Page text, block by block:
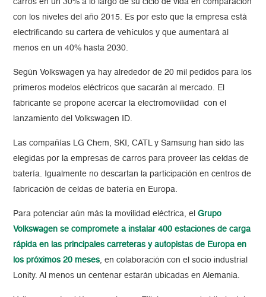
carros en un 30% a lo largo de su ciclo de vida en comparación
con los niveles del año 2015. Es por esto que la empresa está
electrificando su cartera de vehículos y que aumentará al
menos en un 40% hasta 2030.
Según Volkswagen ya hay alrededor de 20 mil pedidos para los
primeros modelos eléctricos que sacarán al mercado. El
fabricante se propone acercar la electromovilidad con el
lanzamiento del Volkswagen ID.
Las compañías LG Chem, SKI, CATL y Samsung han sido las
elegidas por la empresas de carros para proveer las celdas de
batería. Igualmente no descartan la participación en centros de
fabricación de celdas de batería en Europa.
Para potenciar aún más la movilidad eléctrica, elGrupo
Volkswagen se compromete a instalar 400 estaciones de carga
rápida en las principales carreteras y autopistas de Europa en
los próximos 20 meses, en colaboración con el socio industrial
Lonity. Al menos un centenar estarán ubicadas en Alemania.